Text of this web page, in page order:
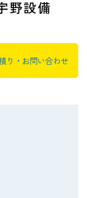
野設備
り・お問い合わせ